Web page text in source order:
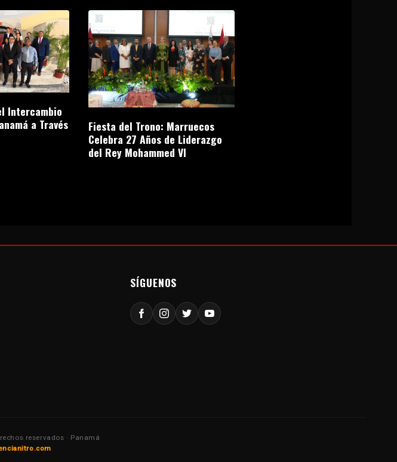
Intercambio
a Través
Fiesta del Trono: Marruecos
Celebra 27 Años de Liderazgo
del Rey Mohammed VI
SÍGUENOS
reservados · Panamá